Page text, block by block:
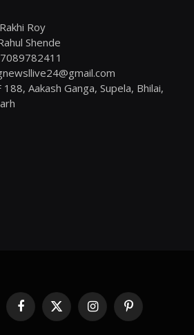
Rakhi Roy
Shende
7089782411
188, Aakash Ganga, Supela, Bhilai,
Facebook
X
(Twitter)
InstagramPinterest